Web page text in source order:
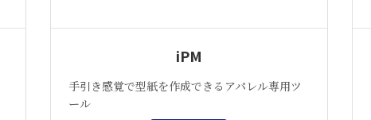
iPM
手引き感覚で型紙を作成できるアパレル専用ツ
ール